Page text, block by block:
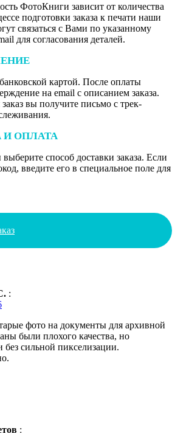
ФотоКниги зависит от количества
подготовки заказа к печати наши
связаться с Вами по указанному
для согласования деталей.
картой. После оплаты
на email с описанием заказа.
вы получите письмо с трек-
И ОПЛАТА
способ доставки заказа. Если
введите его в специальное поле для
:
фото на документы для архивной
были плохого качества, но
без сильной пикселизации.
: